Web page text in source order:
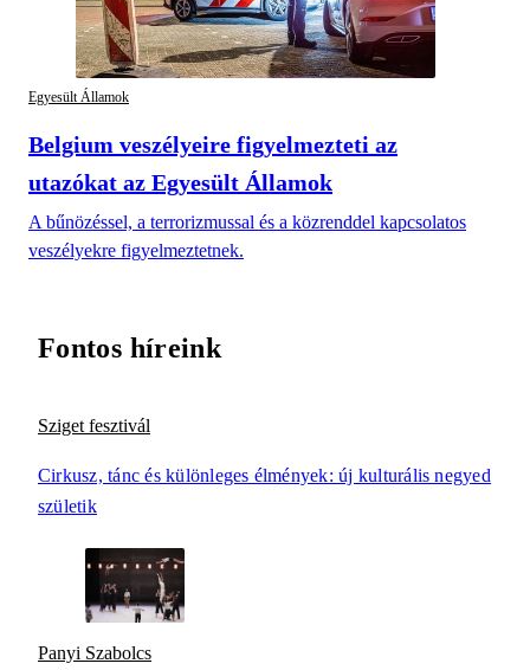
Egyesült Államok
Belgium veszélyeire figyelmezteti az
utazókat az Egyesült Államok
A bűnözéssel, a terrorizmussal és a közrenddel kapcsolatos
veszélyekre figyelmeztetnek.
Fontos híreink
Sziget fesztivál
Cirkusz, tánc és különleges élmények: új kulturális negyed
születik
Panyi Szabolcs